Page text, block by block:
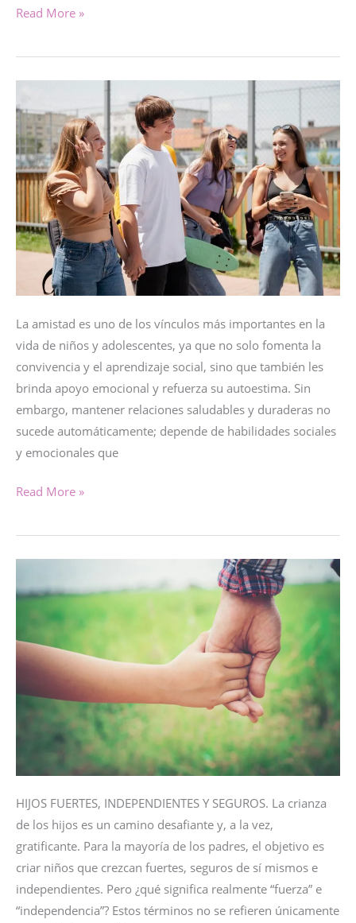
IMPULSIVIDAD
LA
Read More »
La amistad es uno de los vínculos más importantes en la
vida de niños y adolescentes, ya que no solo fomenta la
convivencia y el aprendizaje social, sino que también les
brinda apoyo emocional y refuerza su autoestima. Sin
embargo, mantener relaciones saludables y duraderas no
sucede automáticamente; depende de habilidades sociales
y emocionales que
LA
Habilidades
sociales
emocionales
Read More »
HIJOS FUERTES, INDEPENDIENTES Y SEGUROS. La crianza
de los hijos es un camino desafiante y, a la vez,
gratificante. Para la mayoría de los padres, el objetivo es
criar niños que crezcan fuertes, seguros de sí mismos e
independientes. Pero ¿qué significa realmente “fuerza” e
“independencia”? Estos términos no se refieren únicamente